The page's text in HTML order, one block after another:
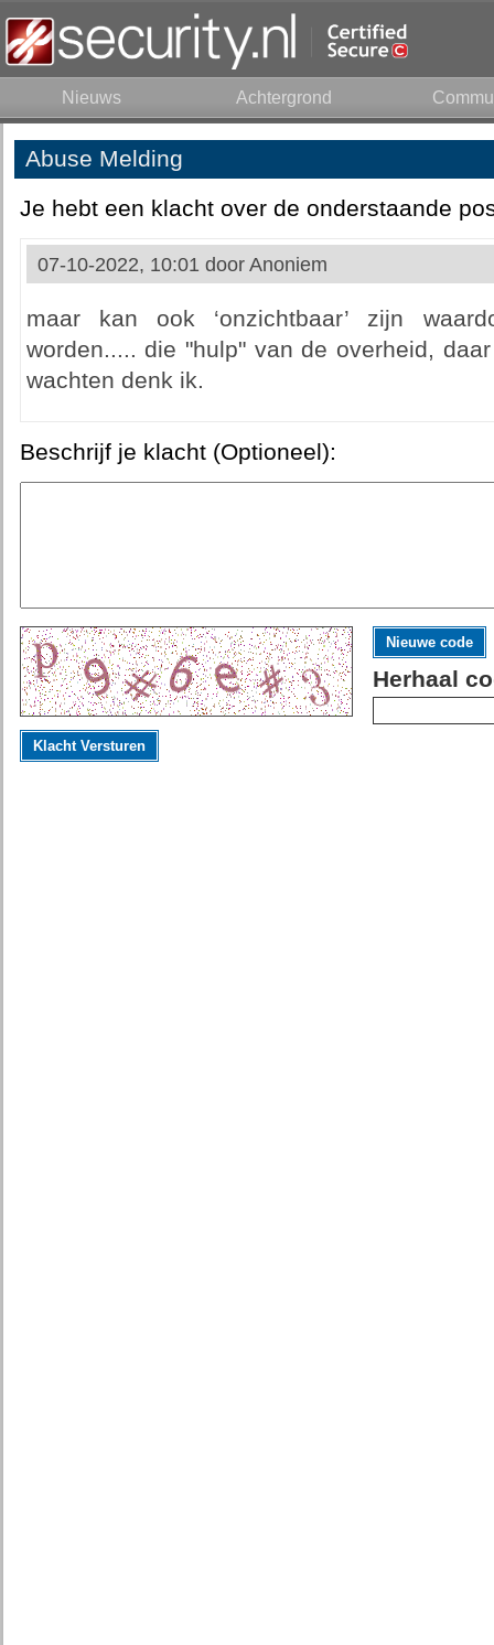
Nieuws Achtergrond
Abuse Melding
Je hebt een klacht over de onderstaande
07-10-2022, 10:01 door Anoniem
maar kan ook ‘onzichtbaar’ zijn
worden..... die "hulp" van de overheid,
wachten denk ik.
Beschrijf je klacht (Optioneel):
Nieuwe code
Herhaal
Klacht Versturen